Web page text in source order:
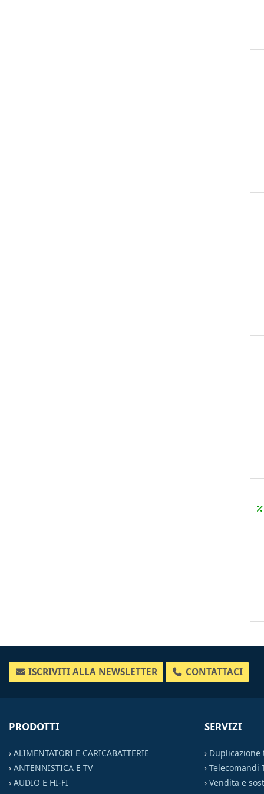
ISCRIVITI ALLA NEWSLETTER CONTATTACI
PRODOTTI
› ALIMENTATORI E CARICABATTERIE
› ANTENNISTICA E TV
› AUDIO E HI-FI
SERVIZI
› Duplicazione
›Telecomandi
›Vendita e